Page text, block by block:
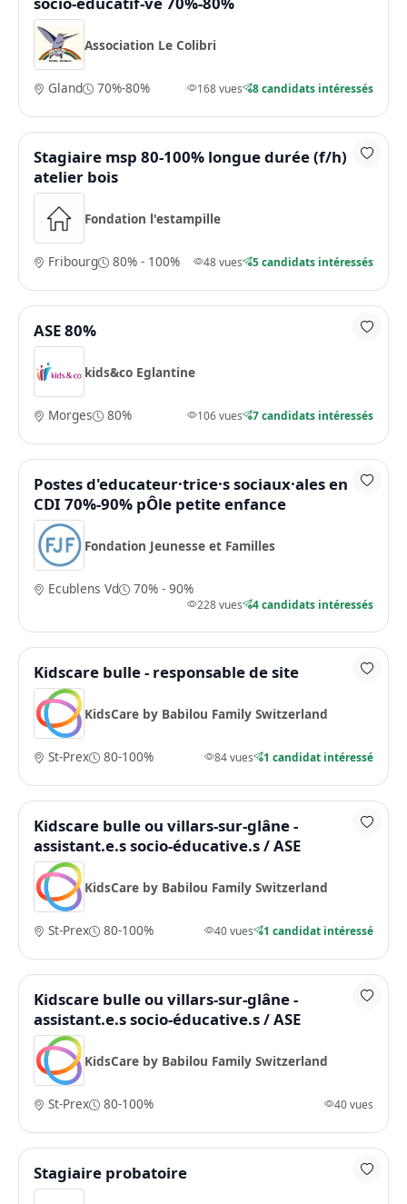
Association Le Colibri
Gland 70%-80% 168 vues 8 candidats intéressés
Stagiaire msp 80-100% longue durée (f/h)
atelier bois
Fondation l'estampille
Fribourg 80% - 100% 48 vues 5 candidats intéressés
ASE 80%
kids&co Eglantine
Morges 80% 106 vues 7 candidats intéressés
Postes d'educateur·trice·s sociaux·ales en
CDI 70%-90% pÔle petite enfance
Fondation Jeunesse et Familles
Ecublens Vd 70% - 90%
228 vues 4 candidats intéressés
Kidscare bulle - responsable de site
KidsCare by Babilou Family Switzerland
St-Prex 80-100% 84 vues 1 candidat intéressé
Kidscare bulle ou villars-sur-glâne -
assistant.e.s socio-éducative.s / ASE
KidsCare by Babilou Family Switzerland
St-Prex 80-100% 40 vues 1 candidat intéressé
Kidscare bulle ou villars-sur-glâne -
assistant.e.s socio-éducative.s / ASE
KidsCare by Babilou Family Switzerland
St-Prex 80-100% 40 vues
Stagiaire probatoire